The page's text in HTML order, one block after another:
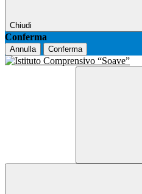
Chiudi
Conferma
Annulla Conferma